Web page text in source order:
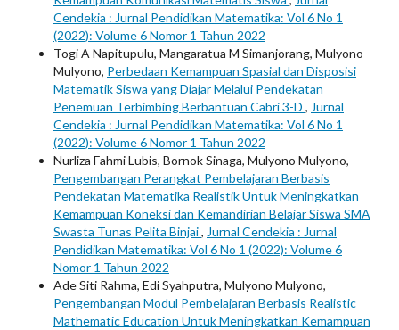
Cendekia : Jurnal Pendidikan Matematika: Vol 6 No 1
(2022): Volume 6 Nomor 1 Tahun 2022
Togi A Napitupulu, Mangaratua M Simanjorang, Mulyono
Mulyono, Perbedaan Kemampuan Spasial dan Disposisi
Matematik Siswa yang Diajar Melalui Pendekatan
Penemuan Terbimbing Berbantuan Cabri 3-D , Jurnal
Cendekia : Jurnal Pendidikan Matematika: Vol 6 No 1
(2022): Volume 6 Nomor 1 Tahun 2022
Nurliza Fahmi Lubis, Bornok Sinaga, Mulyono Mulyono,
Pengembangan Perangkat Pembelajaran Berbasis
Pendekatan Matematika Realistik Untuk Meningkatkan
Kemampuan Koneksi dan Kemandirian Belajar Siswa SMA
Swasta Tunas Pelita Binjai, Jurnal Cendekia : Jurnal
Pendidikan Matematika: Vol 6 No 1 (2022): Volume 6
Nomor 1 Tahun 2022
Ade Siti Rahma, Edi Syahputra, Mulyono Mulyono,
Pengembangan Modul Pembelajaran Berbasis Realistic
Mathematic Education Untuk Meningkatkan Kemampuan